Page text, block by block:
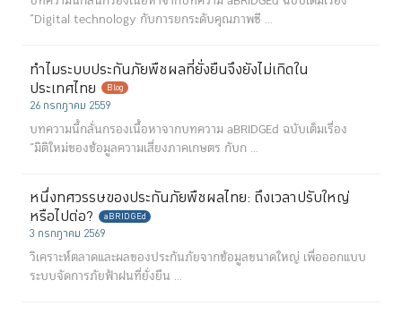
“Digital technology กับการยกระดับคุณภาพชี ...
ทำไมระบบประกันภัยพืชผลที่ยั่งยืนจึงยังไม่เกิดใน
ประเทศไทย
Blog
26 กรกฎาคม 2559
บทความนี้กลั่นกรองเนื้อหาจากบทความ aBRIDGEd ฉบับเต็มเรื่อง
“มิติใหม่ของข้อมูลความเสี่ยงภาคเกษตร กับก ...
หนึ่งทศวรรษของประกันภัยพืชผลไทย: ถึงเวลาปรับใหญ่
หรือไปต่อ?
aBRIDGEd
3 กรกฎาคม 2569
วิเคราะห์ตลาดและผลของประกันภัยจากข้อมูลขนาดใหญ่ เพื่อออกแบบ
ระบบจัดการภัยฟ้าฝนที่ยั่งยืน ...